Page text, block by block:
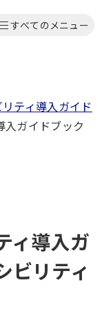
すべてのメニュー
ティ導入ガイド
入ガイドブック
ィ導入ガ
ビリティ